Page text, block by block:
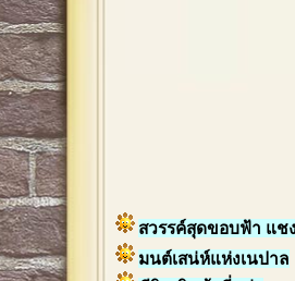
สวรรค์สุดขอบฟ้า แช
มนต์เสน่ห์แห่งเนปาล